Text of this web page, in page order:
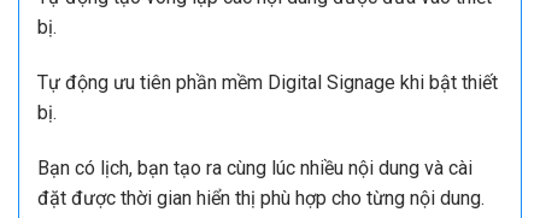
Mô tả màn hình quảng cáo LCD trong nhà.
quảng cáo sử dụng tấm nền panel cho độ nét cao Full
HD, 2k, 4K… Thường sử dụng tấm nền của các thương
trội: